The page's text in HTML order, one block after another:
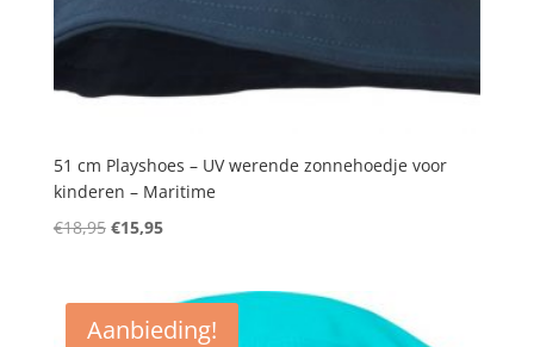
51 cm Playshoes – UV werende zonnehoedje voor
kinderen – Maritime
€18,95 Oorspronkelijke
€18,95.
€15,95Huidige
€15,95.
Aanbieding!